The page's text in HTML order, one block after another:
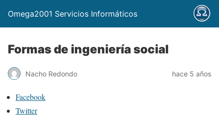
Omega2001 Servicios Informáticos
Formas de ingeniería social
Nacho Redondo hace 5 años
Facebook
Twitter